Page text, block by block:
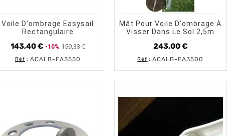
Voile D'ombrage Easysail
Rectangulaire
143,40 € Prix
de
-10% 159,33 €
Prix
Réf : ACALB-EA3550
shopping_cart AJOUTER AU PANIER
visibility APERÇU
Mât Pour Voile D'ombrage À
Visser Dans Le Sol 2,5m
243,00 €
Prix
Réf : ACALB-EA3500